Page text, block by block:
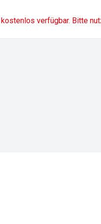
verfügbar. Bitte